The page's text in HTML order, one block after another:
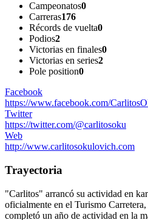
Campeonatos0
Carreras176
Récords de vuelta0
Podios2
Victorias en finales0
Victorias en series2
Pole position0
Facebook
https://www.facebook.com/
Twitter
https://twitter.com/@carlitosoku
Web
http://www.carlitosokulovich.com
Trayectoria
"Carlitos" arrancó su actividad en
oficialmente en el Turismo
completó un año de actividad en la